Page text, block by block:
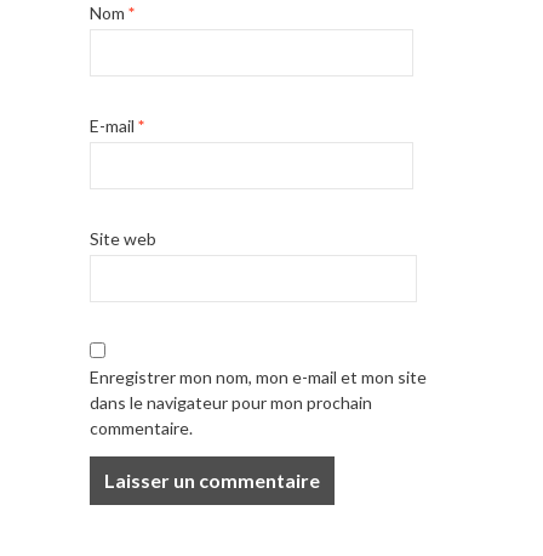
Nom *
E-mail *
Site web
Enregistrer mon nom, mon e-mail et mon site
dans le navigateur pour mon prochain
commentaire.